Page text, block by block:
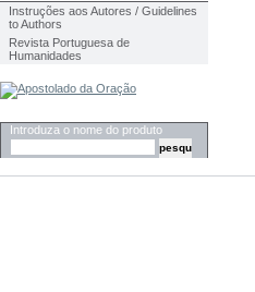
Instruções aos Autores / Guidelines
to Authors
Revista Portuguesa de
Humanidades
Introduza o nome do produto